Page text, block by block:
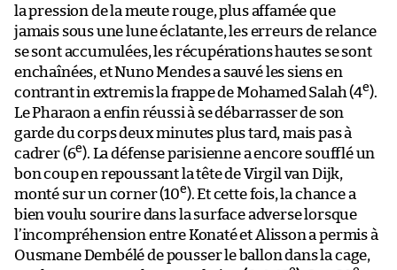
la pression de la meute rouge, plus affamée que
jamais sous une lune éclatante, les erreurs de relance
se sont accumulées, les récupérations hautes se sont
enchaînées, et Nuno Mendes a sauvé les siens en
contrant in extremis la frappe de Mohamed Salah (4e).
Le Pharaon a enfin réussi à se débarrasser de son
garde du corps deux minutes plus tard, mais pas à
cadrer (6e). La défense parisienne a encore soufflé un
bon coup en repoussant la tête de Virgil van Dijk,
monté sur un corner (10e). Et cette fois, la chance a
bien voulu sourire dans la surface adverse lorsque
l’incompréhension entre Konaté et Alisson a permis à
Ousmane Dembélé de pousser le ballon dans la cage,